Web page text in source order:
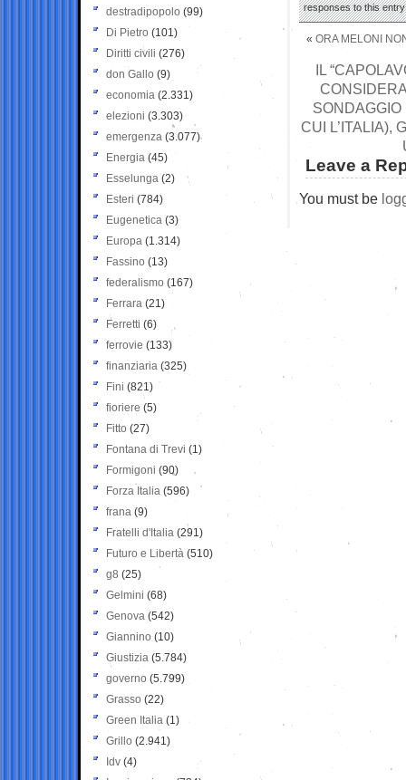
responses to this
« ORA MELONI
IL
SONDAGGIO
CUI L’ITALIA),
Leave a
You must be
destradipopolo (99)
Di Pietro (101)
Diritti civili (276)
don Gallo (9)
economia (2.331)
elezioni (3.303)
emergenza (3.077)
Energia (45)
Esselunga (2)
Esteri (784)
Eugenetica (3)
Europa (1.314)
Fassino (13)
federalismo (167)
Ferrara (21)
Ferretti (6)
ferrovie (133)
finanziaria (325)
Fini (821)
fioriere (5)
Fitto (27)
Fontana di Trevi (1)
Formigoni (90)
Forza Italia (596)
frana (9)
Fratelli d'Italia (291)
Futuro e Libertà (510)
g8 (25)
Gelmini (68)
Genova (542)
Giannino (10)
Giustizia (5.784)
governo (5.799)
Grasso (22)
Green Italia (1)
Grillo (2.941)
Idv (4)